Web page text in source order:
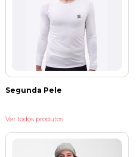
Segunda Pele
Ver todos produtos